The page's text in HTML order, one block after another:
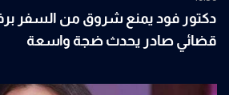
دكتور فود يمنع شروق من السفر
قضائي صادر يحدث ضجة واسعة